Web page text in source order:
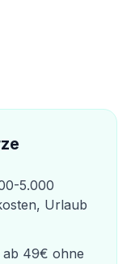
5.000
Urlaub
ab 49€ ohne